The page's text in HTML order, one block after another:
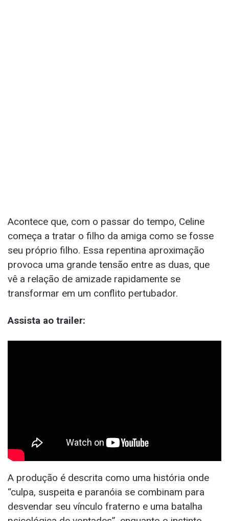
Acontece que, com o passar do tempo, Celine
começa a tratar o filho da amiga como se fosse
seu próprio filho. Essa repentina aproximação
provoca uma grande tensão entre as duas, que
vê a relação de amizade rapidamente se
transformar em um conflito pertubador.
Assista ao trailer:
A produção é descrita como uma história onde
“culpa, suspeita e paranóia se combinam para
desvendar seu vínculo fraterno e uma batalha